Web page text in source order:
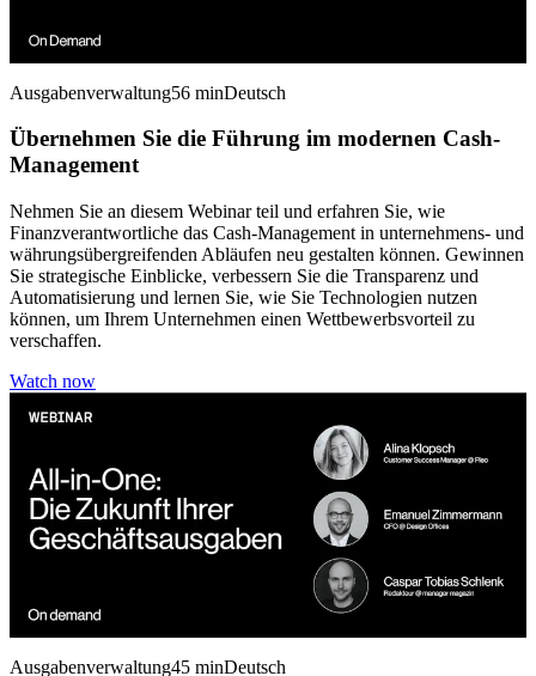
Ausgabenverwaltung56 minDeutsch
Übernehmen Sie die Führung im modernen Cash-
Management
Nehmen Sie an diesem Webinar teil und erfahren Sie, wie
Finanzverantwortliche das Cash-Management in unternehmens- und
währungsübergreifenden Abläufen neu gestalten können. Gewinnen
Sie strategische Einblicke, verbessern Sie die Transparenz und
Automatisierung und lernen Sie, wie Sie Technologien nutzen
können, um Ihrem Unternehmen einen Wettbewerbsvorteil zu
verschaffen.
Watch now
Ausgabenverwaltung45 minDeutsch